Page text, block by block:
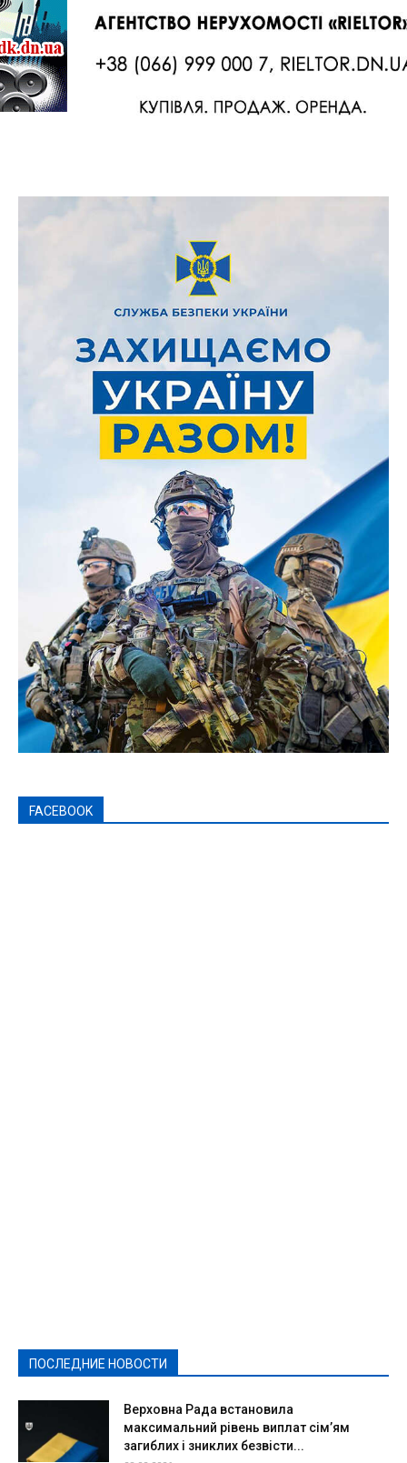
FACEBOOK
ПОСЛЕДНИЕ НОВОСТИ
Верховна Рада встановила
максимальний рівень виплат сім’ям
загиблих і зниклих безвісти...